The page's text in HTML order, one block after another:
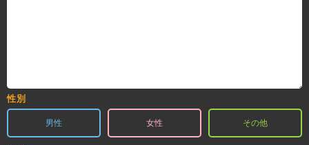
性別
男性 女性 その他